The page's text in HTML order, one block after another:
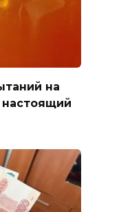
на
настоящий